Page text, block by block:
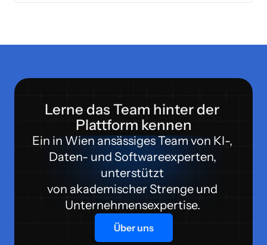
Lerne das Team hinter der
Plattform kennen
Ein in Wien ansässiges Team von KI-,
Daten- und Softwareexperten,
unterstützt
von akademischer Strenge und
Unternehmensexpertise.
Über uns